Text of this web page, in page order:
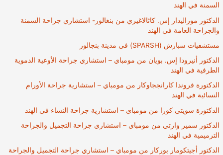
السمنة في الهند
الدكتور موراليدار إس. كاثالاغيري من بنغالور- استشاري جراحة السمنة
والجراحة العامة في الهند
مستشفيات سبارش (SPARSH) في مدينة بنجالور
الدكتور أنيرودا إس. بويان من مومباي – استشاري جراحة الأوعية الدموية
الطرفية في الهند
الدكتورة فروندا كارانججاوكار من مومباي – استشارية جراحة الأورام
النسائية في الهند
الدكتورة سويتي كورا من مومباي – استشارية جراحة النساء في الهند
الدكتور سمير وارتي من مومباي – استشاري جراحة التجميل والجراحة
الترميمية في الهند
الدكتور أجيتكومار بوركار من مومباي – استشاري جراحة التجميل والجراحة